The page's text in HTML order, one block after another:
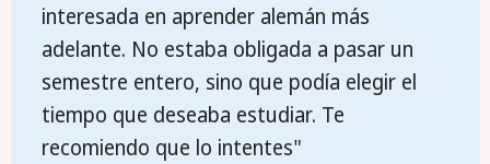
interesada en aprender alemán más
adelante. No estaba obligada a pasar un
semestre entero, sino que podía elegir el
tiempo que deseaba estudiar. Te
recomiendo que lo intentes"